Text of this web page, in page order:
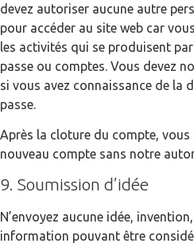
devez autoriser aucune autre
pour accéder au site web car
les activités qui se produisent
passe ou comptes. Vous devez
si vous avez connaissance de la
passe.
Après la cloture du compte, vous
nouveau compte sans notre
9. Soumission d’idée
N’envoyez aucune idée,
information pouvant être